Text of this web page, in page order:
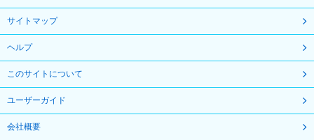
サイトマップ
ヘルプ
このサイトについて
ユーザーガイド
会社概要